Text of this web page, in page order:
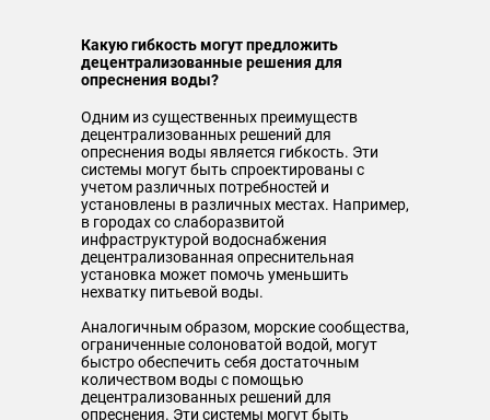
Какую гибкость могут предложить
децентрализованные решения для
опреснения воды?
Одним из существенных преимуществ
децентрализованных решений для
опреснения воды является гибкость. Эти
системы могут быть спроектированы с
учетом различных потребностей и
установлены в различных местах. Например,
в городах со слаборазвитой
инфраструктурой водоснабжения
децентрализованная опреснительная
установка может помочь уменьшить
нехватку питьевой воды.
Аналогичным образом, морские сообщества,
ограниченные солоноватой водой, могут
быстро обеспечить себя достаточным
количеством воды с помощью
децентрализованных решений для
опреснения. Эти системы могут быть